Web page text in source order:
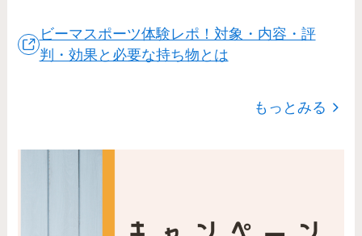
ビーマスポーツ体験レポ！対象・内容・評
判・効果と必要な持ち物とは
もっとみる